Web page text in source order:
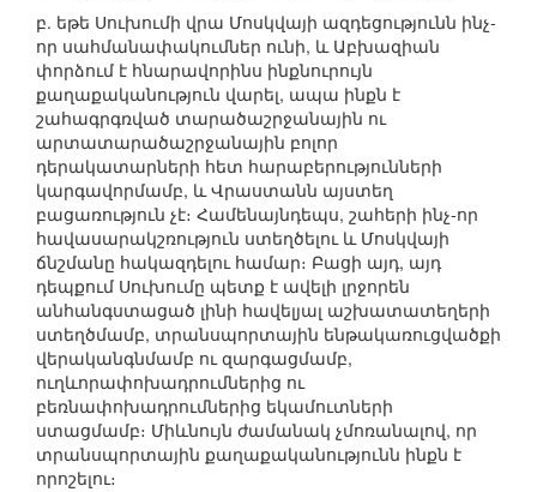
բ. եթե Սուխումի վրա Մոսկվայի ազդեցությունն ինչ-
որ սահմանափակումներ ունի, և Աբխազիան
փորձում է հնարավորինս ինքնուրույն
քաղաքականություն վարել, ապա ինքն է
շահագրգռված տարածաշրջանային ու
արտատարածաշրջանային բոլոր
դերակատարների հետ հարաբերությունների
կարգավորմամբ, և Վրաստանն այստեղ
բացառություն չէ։ Համենայնդեպս, շահերի ինչ-որ
հավասարակշռություն ստեղծելու և Մոսկվայի
ճնշմանը հակազդելու համար։ Բացի այդ, այդ
դեպքում Սուխումը պետք է ավելի լրջորեն
անհանգստացած լինի հավելյալ աշխատատեղերի
ստեղծմամբ, տրանսպորտային ենթակառուցվածքի
վերականգնմամբ ու զարգացմամբ,
ուղևորափոխադրումներից ու
բեռնափոխադրումներից եկամուտների
ստացմամբ։ Միևնույն ժամանակ չմոռանալով, որ
տրանսպորտային քաղաքականությունն ինքն է
որոշելու։